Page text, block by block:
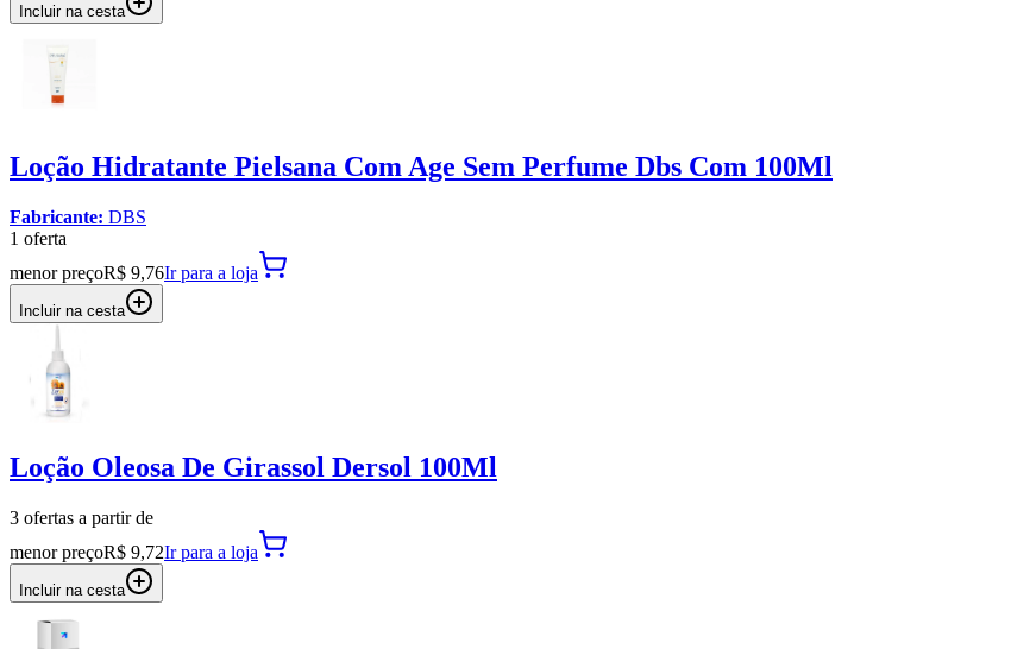
Incluir na cesta
Loção Hidratante Pielsana Com Age Sem Perfume Dbs Com 100Ml
Fabricante: DBS
1 oferta
menor preçoR$ 9,76Ir para a loja
Incluir na cesta
Loção Oleosa De Girassol Dersol 100Ml
3 ofertas a partir de
menor preçoR$ 9,72Ir para a loja
Incluir na cesta